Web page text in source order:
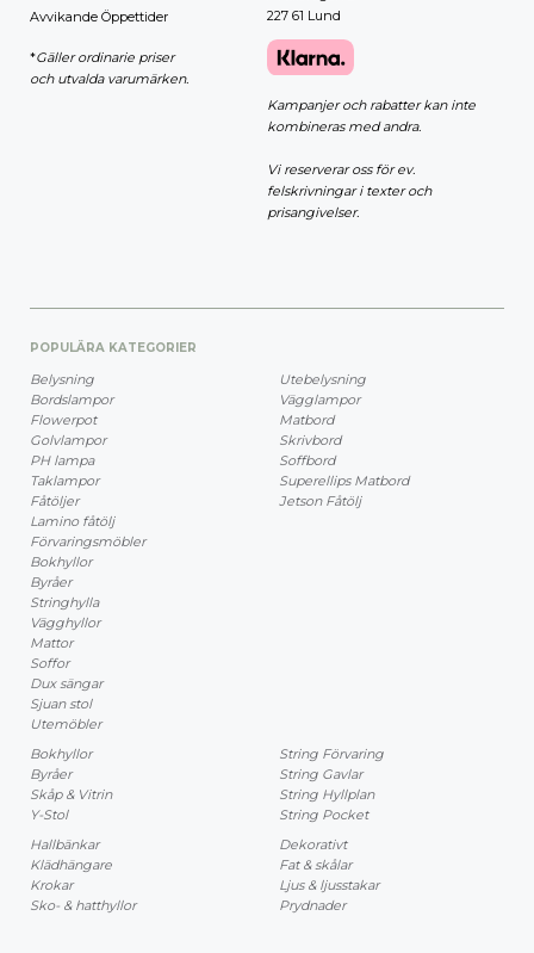
Avvikande Öppettider
*Gäller ordinarie priser
och utvalda varumärken.
227 61 Lund
Kampanjer och rabatter kan inte
kombineras med andra.
Vi reserverar oss för ev.
felskrivningar i texter och
prisangivelser.
POPULÄRA KATEGORIER
Belysning
Bordslampor
Flowerpot
Golvlampor
PH lampa
Taklampor
Fåtöljer
Lamino fåtölj
Förvaringsmöbler
Bokhyllor
Byråer
Stringhylla
Vägghyllor
Mattor
Soffor
Dux sängar
Sjuan stol
Utemöbler
Utebelysning
Vägglampor
Matbord
Skrivbord
Soffbord
Superellips Matbord
Jetson Fåtölj
Bokhyllor
Byråer
Skåp & Vitrin
Y-Stol
String Förvaring
String Gavlar
String Hyllplan
String Pocket
Hallbänkar
Klädhängare
Krokar
Sko- & hatthyllor
Dekorativt
Fat & skålar
Ljus & ljusstakar
Prydnader